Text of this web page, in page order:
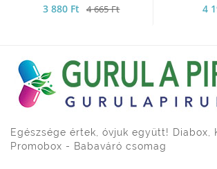
3 880 Ft 4 665 Ft 4
Egészsége értek, óvjuk együtt! Diabox,
Promobox - Babaváró csomag